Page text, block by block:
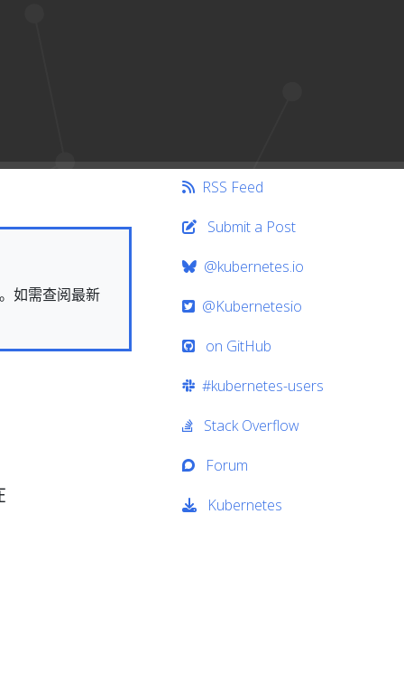
如需查阅最新
RSS Feed
Submit a Post
@kubernetes.io
@Kubernetesio
on GitHub
#kubernetes-users
Stack Overflow
Forum
Kubernetes